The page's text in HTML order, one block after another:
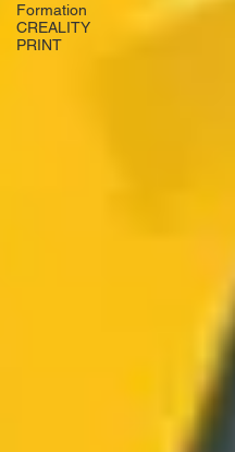
Formation
CREALITY
PRINT